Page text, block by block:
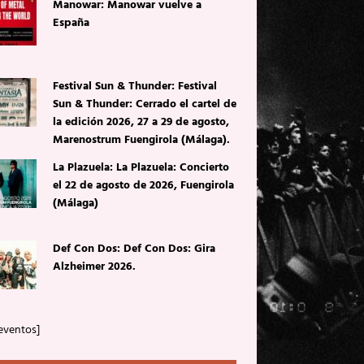
Manowar: Manowar vuelve a
España
Festival Sun & Thunder: Festival
Sun & Thunder: Cerrado el cartel de
la edición 2026, 27 a 29 de agosto,
Marenostrum Fuengirola (Málaga).
La Plazuela: La Plazuela: Concierto
el 22 de agosto de 2026, Fuengirola
(Málaga)
Def Con Dos: Def Con Dos: Gira
Alzheimer 2026.